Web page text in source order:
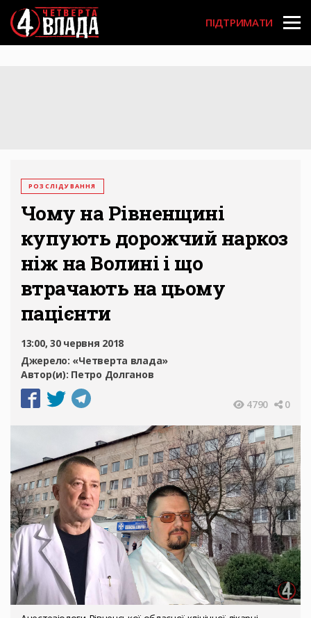
Перейти
до
основного
вмісту
User
account
ПІДТРИМАТИ
РОЗСЛІДУВАННЯ
Чому на Рівненщині
купують дорожчий наркоз
ніж на Волині і що
втрачають на цьому
пацієнти
13:00, 30 червня 2018
Джерело: «Четверта влада»
Автор(и): Петро Долганов
4790 0